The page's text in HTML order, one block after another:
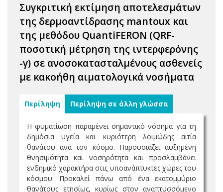
Συγκριτική εκτίμηση αποτελεσμάτων
της δερμοαντίδρασης mantoux και
της μεθόδου QuantiFERON (QRF-
ποσοτική μέτρηση της ιντερφερόνης
-γ) σε ανοσοκατασταλμένους ασθενείς
με κακοήθη αιματολογικά νοσήματα
Περίληψη Περίληψη σε άλλη γλώσσα
Η φυματίωση παραμένει σημαντικό νόσημα για τη
δημόσια υγεία και κυριότερη λοιμώδης αιτία
θανάτου ανά τον κόσμο. Παρουσιάζει αυξημένη
θνησιμότητα και νοσηρότητα και προσλαμβάνει
ενδημικό χαρακτήρα στις υποανάπτυκτες χώρες του
κόσμου. Προκαλεί πάνω από ένα εκατομμύριο
θανάτους ετησίως, κυρίως στον αναπτυσσόμενο